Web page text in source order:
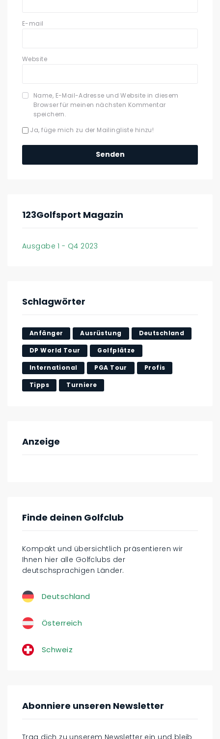
E-mail
Website
Name, E-Mail-Adresse und Website in diesem
Browser für meinen nächsten Kommentar
speichern.
Ja, füge mich zu der Mailingliste hinzu!
123Golfsport Magazin
Ausgabe 1 - Q4 2023
Schlagwörter
Anfänger Ausrüstung Deutschland
DP World Tour Golfplätze
International PGA Tour Profis
Tipps Turniere
Anzeige
Finde deinen Golfclub
Kompakt und übersichtlich präsentieren wir
Ihnen hier alle Golfclubs der
deutschsprachigen Länder.
Deutschland
Österreich
Schweiz
Abonniere unseren Newsletter
Trag dich zu unserem Newsletter ein und bleib